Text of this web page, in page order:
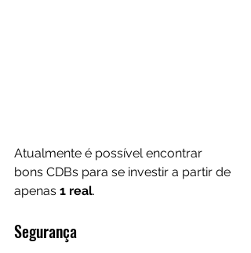
Atualmente é possível encontrar
bons CDBs para se investir a partir de
apenas 1 real.
Segurança